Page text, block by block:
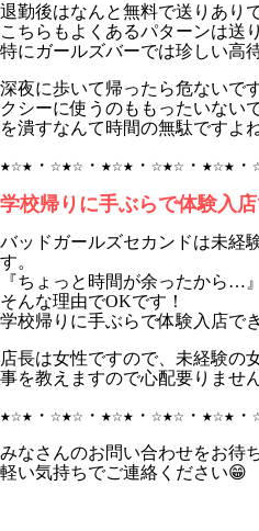
退勤後はなんと無料で送りあり
こちらもよくあるパターンは送
特にガールズバーでは珍しい高
深夜に歩いて帰ったら危ないで
クシーに使うのももったいない
を潰すなんて時間の無駄ですよ
★☆★・☆★☆・★☆★・☆★☆・★☆★・
学校帰りに手ぶらで体験入
バッドガールズセカンドは未経
す。
『ちょっと時間が余ったから…』
そんな理由でOKです！
学校帰りに手ぶらで体験入店で
店長は女性ですので、未経験の
事を教えますので心配要りませ
★☆★・☆★☆・★☆★・☆★☆・★☆★・
みなさんのお問い合わせをお待
軽い気持ちでご連絡ください😁